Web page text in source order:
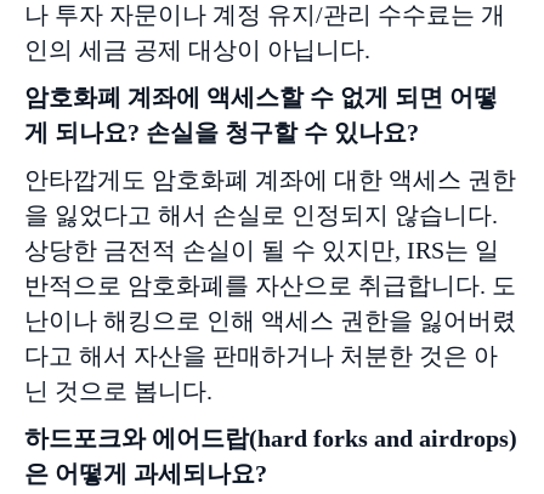
나 투자 자문이나 계정 유지/관리 수수료는 개
인의 세금 공제 대상이 아닙니다.
암호화폐 계좌에 액세스할 수 없게 되면 어떻
게
되나요? 손실을 청구할 수 있나요?
안타깝게도 암호화폐 계좌에 대한 액세스 권한
을 잃었다고 해서 손실로 인정되지 않습니다.
상당한 금전적 손실이 될 수 있지만, IRS는 일
반적으로 암호화폐를 자산으로 취급합니다. 도
난이나 해킹으로 인해 액세스 권한을 잃어버렸
다고 해서 자산을 판매하거나 처분한 것은 아
닌 것으로 봅니다.
하드포크와 에어드랍(hard forks and airdrops)
은 어떻게 과세되나요?